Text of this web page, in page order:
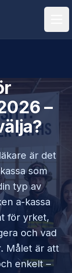
–
är det
som
typ av
a-kassa
för yrket,
och vad
Målet är att
enkelt –